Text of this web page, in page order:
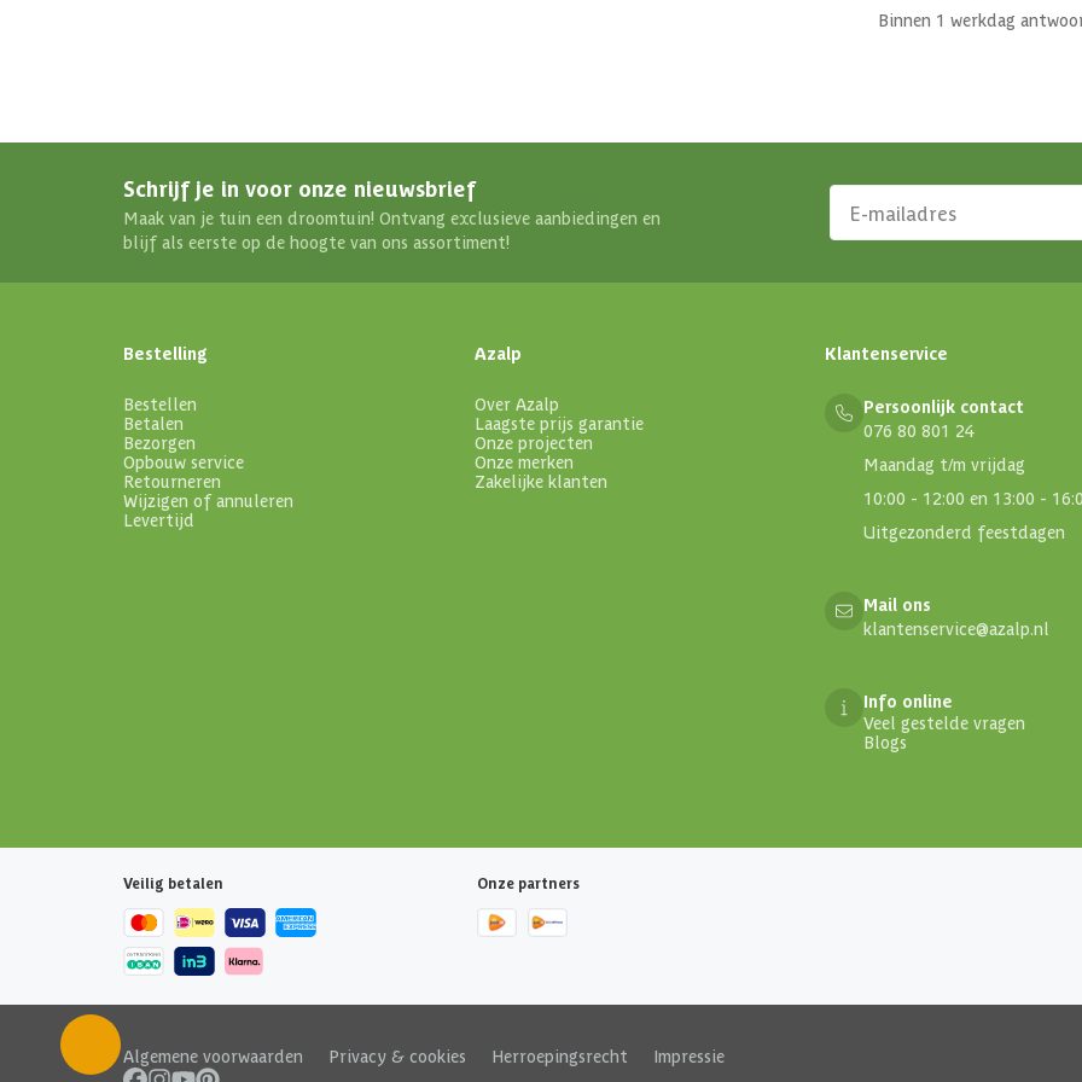
Binnen 1 werkdag
Schrijf je in voor onze nieuwsbrief
Maak van je tuin een droomtuin! Ontvang exclusieve aanbiedingen en
blijf als eerste op de hoogte van ons assortiment!
Bestelling
Bestellen
Betalen
Bezorgen
Opbouw service
Retourneren
Wijzigen of annuleren
Levertijd
Azalp
Over Azalp
Laagste prijs garantie
Onze projecten
Onze merken
Zakelijke klanten
Klantenservice
Persoonlijk contact
076 80 801 24
Maandag t/m vrijdag
10:00 - 12:00 en 13:00 -
Uitgezonderd feestdagen
Mail ons
klantenservice@azalp.nl
Info online
Veel gestelde vragen
Blogs
Veilig betalen Onze partners
Algemene voorwaarden Privacy & cookies Herroepingsrecht Impressie